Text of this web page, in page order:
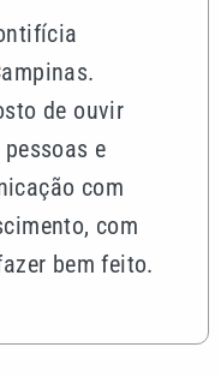
de ouvir
e
com
com
bem feito.